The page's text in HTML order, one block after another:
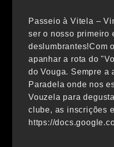
Passeio à Vitela –
ser o nosso primeiro
deslumbrantes!Com
apanhar a rota do
do Vouga. Sempre a
Paradela onde nos
Vouzela para
clube, as inscrições
https://